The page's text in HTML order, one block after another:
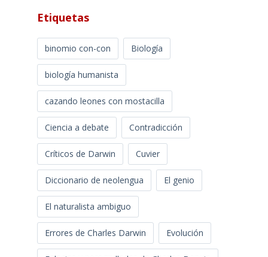
Etiquetas
binomio con-con Biología
biología humanista
cazando leones con mostacilla
Ciencia a debate Contradicción
Críticos de Darwin Cuvier
Diccionario de neolengua El genio
El naturalista ambiguo
Errores de Charles Darwin Evolución